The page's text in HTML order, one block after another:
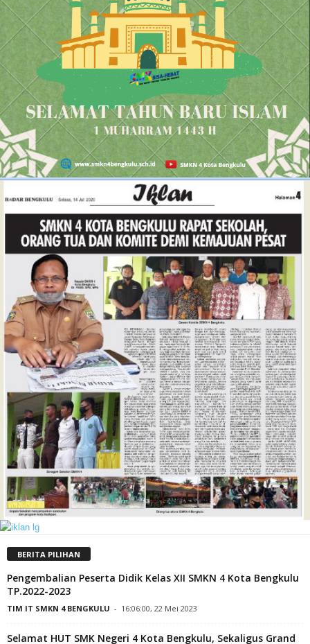
BERITA PILIHAN
Pengembalian Peserta Didik Kelas XII SMKN 4 Kota Bengkulu
TP.2022-2023
TIM IT SMKN 4 BENGKULU - 16:06:00, 22 Mei 2023
Selamat HUT SMK Negeri 4 Kota Bengkulu, Sekaligus Grand